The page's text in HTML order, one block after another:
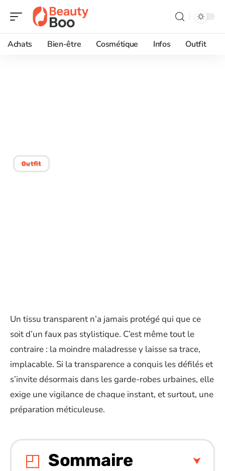
Achats Bien-être Cosmétique Infos Outfit
Outfit
Un tissu transparent n’a jamais protégé qui que ce
soit d’un faux pas stylistique. C’est même tout le
contraire : la moindre maladresse y laisse sa trace,
implacable. Si la transparence a conquis les défilés et
s’invite désormais dans les garde-robes urbaines, elle
exige une vigilance de chaque instant, et surtout, une
préparation méticuleuse.
Sommaire